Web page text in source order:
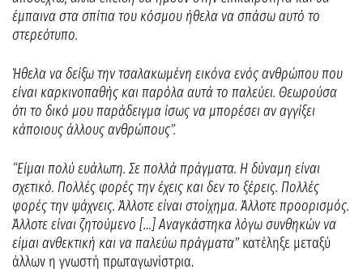
έμπαινα στα σπίτια του κόσμου ήθελα να σπάσω αυτό το
στερεότυπο.
Ήθελα να δείξω την τσαλακωμένη εικόνα ενός ανθρώπου που
είναι καρκινοπαθής και παρόλα αυτά το παλεύει. Θεωρούσα
ότι το δικό μου παράδειγμα ίσως να μπορέσει αν αγγίξει
κάποιους άλλους ανθρώπους”.
“Είμαι πολύ ευάλωτη. Σε πολλά πράγματα. Η δύναμη είναι
σχετικό. Πολλές φορές την έχεις και δεν το ξέρεις. Πολλές
φορές την ψάχνεις. Άλλοτε είναι στοίχημα. Άλλοτε προορισμός.
Άλλοτε είναι ζητούμενο […] Αναγκάστηκα λόγω συνθηκών να
είμαι ανθεκτική και να παλεύω πράγματα”κατέληξε μεταξύ
άλλων η γνωστή πρωταγωνίστρια.